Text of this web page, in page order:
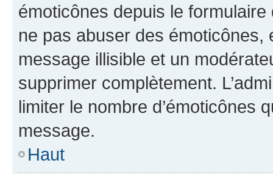
émoticônes depuis le
ne pas abuser des
message illisible et un
supprimer complètement.
limiter le nombre d’émoticônes
message.
Haut